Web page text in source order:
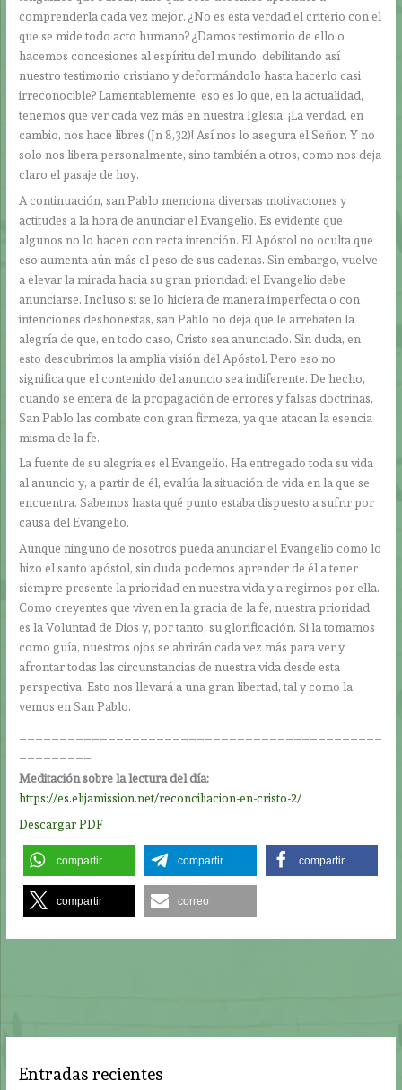
comprenderla cada vez mejor. ¿No es esta verdad el criterio con el
que se mide todo acto humano? ¿Damos testimonio de ello o
hacemos concesiones al espíritu del mundo, debilitando así
nuestro testimonio cristiano y deformándolo hasta hacerlo casi
irreconocible? Lamentablemente, eso es lo que, en la actualidad,
tenemos que ver cada vez más en nuestra Iglesia. ¡La verdad, en
cambio, nos hace libres (Jn 8,32)! Así nos lo asegura el Señor. Y no
solo nos libera personalmente, sino también a otros, como nos deja
claro el pasaje de hoy.
A continuación, san Pablo menciona diversas motivaciones y
actitudes a la hora de anunciar el Evangelio. Es evidente que
algunos no lo hacen con recta intención. El Apóstol no oculta que
eso aumenta aún más el peso de sus cadenas. Sin embargo, vuelve
a elevar la mirada hacia su gran prioridad: el Evangelio debe
anunciarse. Incluso si se lo hiciera de manera imperfecta o con
intenciones deshonestas, san Pablo no deja que le arrebaten la
alegría de que, en todo caso, Cristo sea anunciado. Sin duda, en
esto descubrimos la amplia visión del Apóstol. Pero eso no
significa que el contenido del anuncio sea indiferente. De hecho,
cuando se entera de la propagación de errores y falsas doctrinas,
San Pablo las combate con gran firmeza, ya que atacan la esencia
misma de la fe.
La fuente de su alegría es el Evangelio. Ha entregado toda su vida
al anuncio y, a partir de él, evalúa la situación de vida en la que se
encuentra. Sabemos hasta qué punto estaba dispuesto a sufrir por
causa del Evangelio.
Aunque ninguno de nosotros pueda anunciar el Evangelio como lo
hizo el santo apóstol, sin duda podemos aprender de él a tener
siempre presente la prioridad en nuestra vida y a regirnos por ella.
Como creyentes que viven en la gracia de la fe, nuestra prioridad
es la Voluntad de Dios y, por tanto, su glorificación. Si la tomamos
como guía, nuestros ojos se abrirán cada vez más para ver y
afrontar todas las circunstancias de nuestra vida desde esta
perspectiva. Esto nos llevará a una gran libertad, tal y como la
vemos en San Pablo.
Meditación sobre la lectura del día:
https://es.elijamission.net/reconciliacion-en-cristo-2/
Descargar PDF
compartir compartir compartir
compartir correo
Entradas recientes